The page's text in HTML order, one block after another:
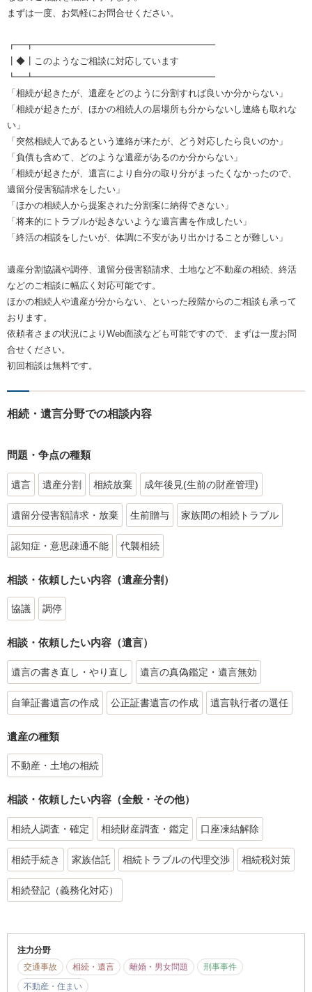
まずは一度、お気軽にお問合せください。
┏━┳━━━━━━━━━━━━━━━━━━━━
┃◆┃このようなご相談に対応しています
┗━┻━━━━━━━━━━━━━━━━━━━━
「相続が起きたが、遺産をどのように分割すれば良いか分からない」
「相続が起きたが、ほかの相続人の居場所も分からないし連絡も取れな
い」
「突然相続人であるという連絡が来たが、どう対応したら良いのか」
「負債も含めて、どのような遺産があるのか分からない」
「相続が起きたが、遺言により自分の取り分がまったくなかったので、
遺留分侵害額請求をしたい」
「ほかの相続人から提案された分割案に納得できない」
「将来的にトラブルが起きないような遺言書を作成したい」
「終活の相談をしたいが、体調に不安があり出かけることが難しい」
遺産分割協議や調停、遺留分侵害額請求、土地など不動産の相続、終活
などのご相談に幅広く対応可能です。
ほかの相続人や遺産が分からない、といった段階からのご相談も承って
おります。
依頼者さまの状況によりWeb面談なども可能ですので、まずは一度お問
合せください。
初回相談は無料です。
相続・遺言分野での相談内容
問題・争点の種類
遺言 遺産分割 相続放棄 成年後見(生前の財産管理)
遺留分侵害額請求・放棄 生前贈与 家族間の相続トラブル
認知症・意思疎通不能 代襲相続
相談・依頼したい内容（遺産分割）
協議 調停
相談・依頼したい内容（遺言）
遺言の書き直し・やり直し 遺言の真偽鑑定・遺言無効
自筆証書遺言の作成 公正証書遺言の作成 遺言執行者の選任
遺産の種類
不動産・土地の相続
相談・依頼したい内容（全般・その他）
相続人調査・確定 相続財産調査・鑑定 口座凍結解除
相続手続き 家族信託 相続トラブルの代理交渉 相続税対策
相続登記（義務化対応）
注力分野
交通事故
相続・遺言 離婚・男女問題
刑事事件
不動産・住まい